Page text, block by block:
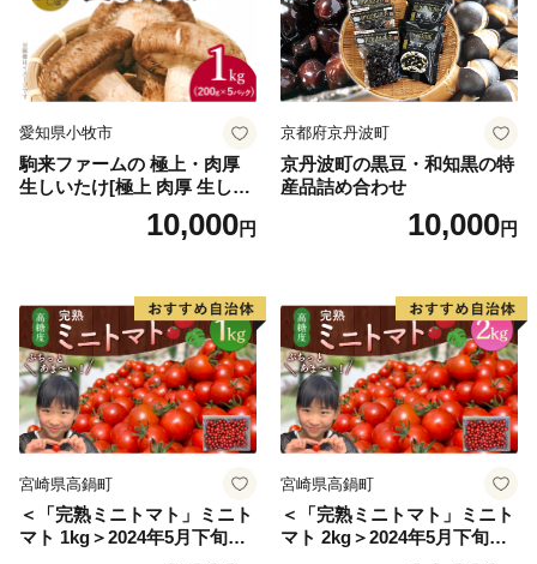
TEL 050-3526-0525
FAX 0968-82-8188
営業時間 9：00～18：00
＜メールでのお問合せ＞
kimitsu12@support-bpo.com
※オンラインでのワンストップ特例申請を受付開始
請】ができます
https://mypg.jp/
【ワンストップ特例申請書送付先】
〒299-1192
千葉県君津市久保２丁目１３番１号
君津市役所 財政部財政課宛
令和3年10月より普通郵便の
愛知県小牧市
駒来ファームの 極上・肉厚
生しいたけ[極上 肉厚 生しい
たけ 生シイタケ 生椎茸 安心
安全 国産 採れたて 新鮮 きの
10,000円
京都府京丹波町
京丹波町の黒豆・和知黒の特
産品詰め合わせ
10,000円
宮崎県高鍋町
＜「完熟ミニトマト」ミニト
マト 1kg＞2024年5月下旬迄
宮崎県高鍋町
＜「完熟ミニトマト」ミニト
マト 2kg＞2024年5月下旬迄